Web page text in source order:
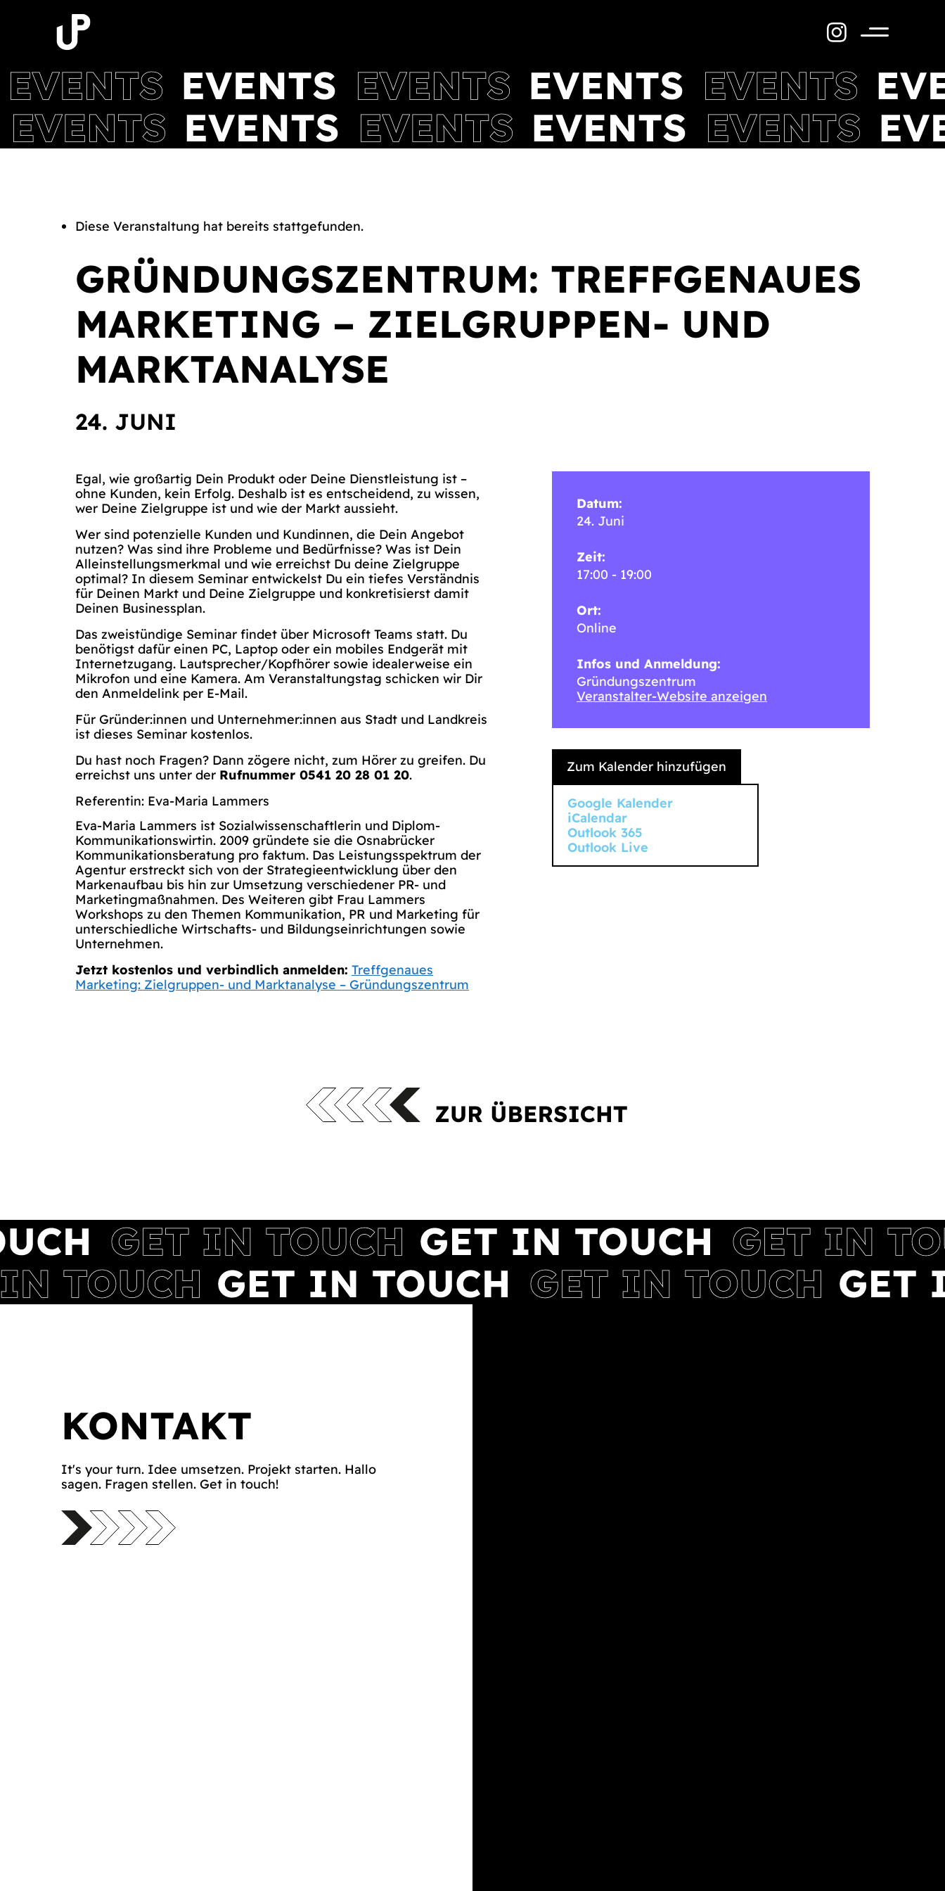
Diese Veranstaltung hat bereits stattgefunden.
GRÜNDUNGSZENTRUM: TREFFGENAUES
MARKETING – ZIELGRUPPEN- UND
MARKTANALYSE
24. JUNI
Egal, wie großartig Dein Produkt oder Deine Dienstleistung ist –
ohne Kunden, kein Erfolg. Deshalb ist es entscheidend, zu wissen,
wer Deine Zielgruppe ist und wie der Markt aussieht.
Wer sind potenzielle Kunden und Kundinnen, die Dein Angebot
nutzen? Was sind ihre Probleme und Bedürfnisse? Was ist Dein
Alleinstellungsmerkmal und wie erreichst Du deine Zielgruppe
optimal? In diesem Seminar entwickelst Du ein tiefes Verständnis
für Deinen Markt und Deine Zielgruppe und konkretisierst damit
Deinen Businessplan.
Das zweistündige Seminar findet über Microsoft Teams statt. Du
benötigst dafür einen PC, Laptop oder ein mobiles Endgerät mit
Internetzugang. Lautsprecher/Kopfhörer sowie idealerweise ein
Mikrofon und eine Kamera. Am Veranstaltungstag schicken wir Dir
den Anmeldelink per E-Mail.
Für Gründer:innen und Unternehmer:innen aus Stadt und Landkreis
ist dieses Seminar kostenlos.
Du hast noch Fragen? Dann zögere nicht, zum Hörer zu greifen. Du
erreichst uns unter der Rufnummer 0541 20 28 01 20.
Referentin: Eva-Maria Lammers
Eva-Maria Lammers ist Sozialwissenschaftlerin und Diplom-
Kommunikationswirtin. 2009 gründete sie die Osnabrücker
Kommunikationsberatung pro faktum. Das Leistungsspektrum der
Agentur erstreckt sich von der Strategieentwicklung über den
Markenaufbau bis hin zur Umsetzung verschiedener PR- und
Marketingmaßnahmen. Des Weiteren gibt Frau Lammers
Workshops zu den Themen Kommunikation, PR und Marketing für
unterschiedliche Wirtschafts- und Bildungseinrichtungen sowie
Unternehmen.
Jetzt kostenlos und verbindlich anmelden: Treffgenaues
Marketing: Zielgruppen- und Marktanalyse – Gründungszentrum
Datum:
24. Juni
Zeit:
17:00 - 19:00
Ort:
Online
Infos und Anmeldung:
Gründungszentrum
Veranstalter-Website anzeigen
Zum Kalender hinzufügen
Google Kalender
iCalendar
Outlook 365
Outlook Live
KONTAKT
It's your turn. Idee umsetzen. Projekt starten. Hallo
sagen. Fragen stellen. Get in touch!